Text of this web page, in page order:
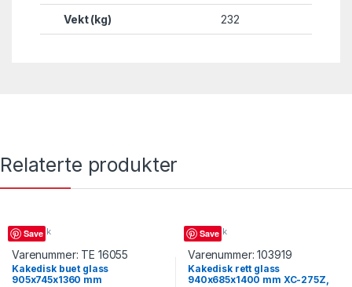
Vekt (kg) 232
Relaterte produkter
Save
Kakedisk
Varenummer: TE 16055
Kakedisk buet glass
905x745x1360 mm
Save
Kakedisk
Varenummer:103919
Kakedisk rett glass
940x685x1400 mm XC-275Z,